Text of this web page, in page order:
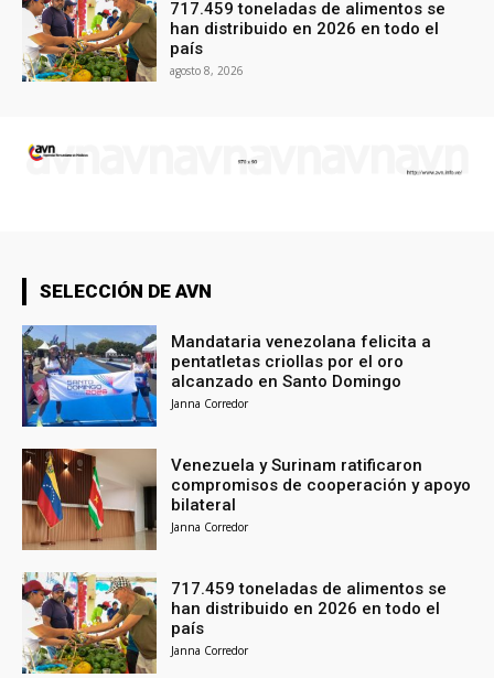
717.459 toneladas de alimentos se
han distribuido en 2026 en todo el
país
agosto 8, 2026
SELECCIÓN DE AVN
Mandataria venezolana felicita a
pentatletas criollas por el oro
alcanzado en Santo Domingo
Janna Corredor
Venezuela y Surinam ratificaron
compromisos de cooperación y apoyo
bilateral
Janna Corredor
717.459 toneladas de alimentos se
han distribuido en 2026 en todo el
país
Janna Corredor